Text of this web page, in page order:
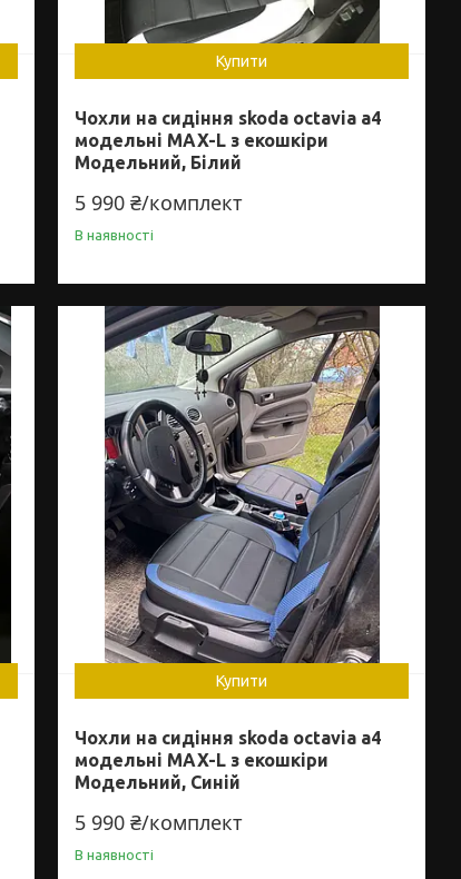
Купити
Чохли на сидіння skoda octavia a4
модельні MAX-L з екошкіри
Модельний, Білий
5 990 ₴/комплект
В наявності
Купити
Чохли на сидіння skoda octavia a4
модельні MAX-L з екошкіри
Модельний, Синій
5 990 ₴/комплект
В наявності